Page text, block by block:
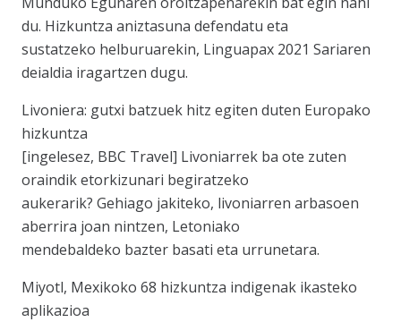
du. Hizkuntza aniztasuna defendatu eta
sustatzeko helburuarekin, Linguapax 2021 Sariaren
deialdia iragartzen dugu.
Livoniera: gutxi batzuek hitz egiten duten Europako
hizkuntza
[ingelesez, BBC Travel] Livoniarrek ba ote zuten
oraindik etorkizunari begiratzeko
aukerarik? Gehiago jakiteko, livoniarren arbasoen
aberrira joan nintzen, Letoniako
mendebaldeko bazter basati eta urrunetara.
Miyotl, Mexikoko 68 hizkuntza indigenak ikasteko
aplikazioa